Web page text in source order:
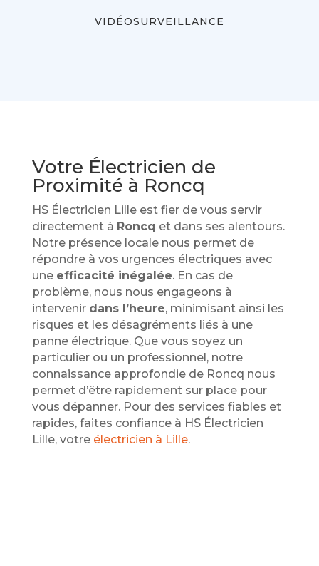
VIDÉOSURVEILLANCE
Votre Électricien de
Proximité à Roncq
HS Électricien Lille est fier de vous servir
directement à Roncq et dans ses alentours.
Notre présence locale nous permet de
répondre à vos urgences électriques avec
une efficacité inégalée. En cas de
problème, nous nous engageons à
intervenir dans l’heure, minimisant ainsi les
risques et les désagréments liés à une
panne électrique. Que vous soyez un
particulier ou un professionnel, notre
connaissance approfondie de Roncq nous
permet d’être rapidement sur place pour
vous dépanner. Pour des services fiables et
rapides, faites confiance à HS Électricien
Lille, votre électricien à Lille.